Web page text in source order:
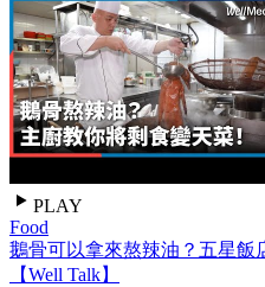
PLAY
Food
鵝骨可以拿來熬辣油？五星飯
【Well Talk】